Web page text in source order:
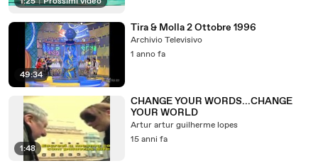
49:34
Tira & Molla 2 Ottobre 1996
Archivio Televisivo
1 anno fa
1:48
CHANGE YOUR WORDS...CHANGE
YOUR WORLD
Artur artur guilherme lopes
15 anni fa